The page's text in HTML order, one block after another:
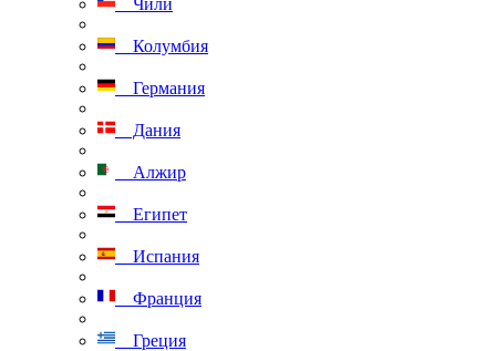
Чили
Колумбия
Германия
Дания
Алжир
Египет
Испания
Франция
Греция